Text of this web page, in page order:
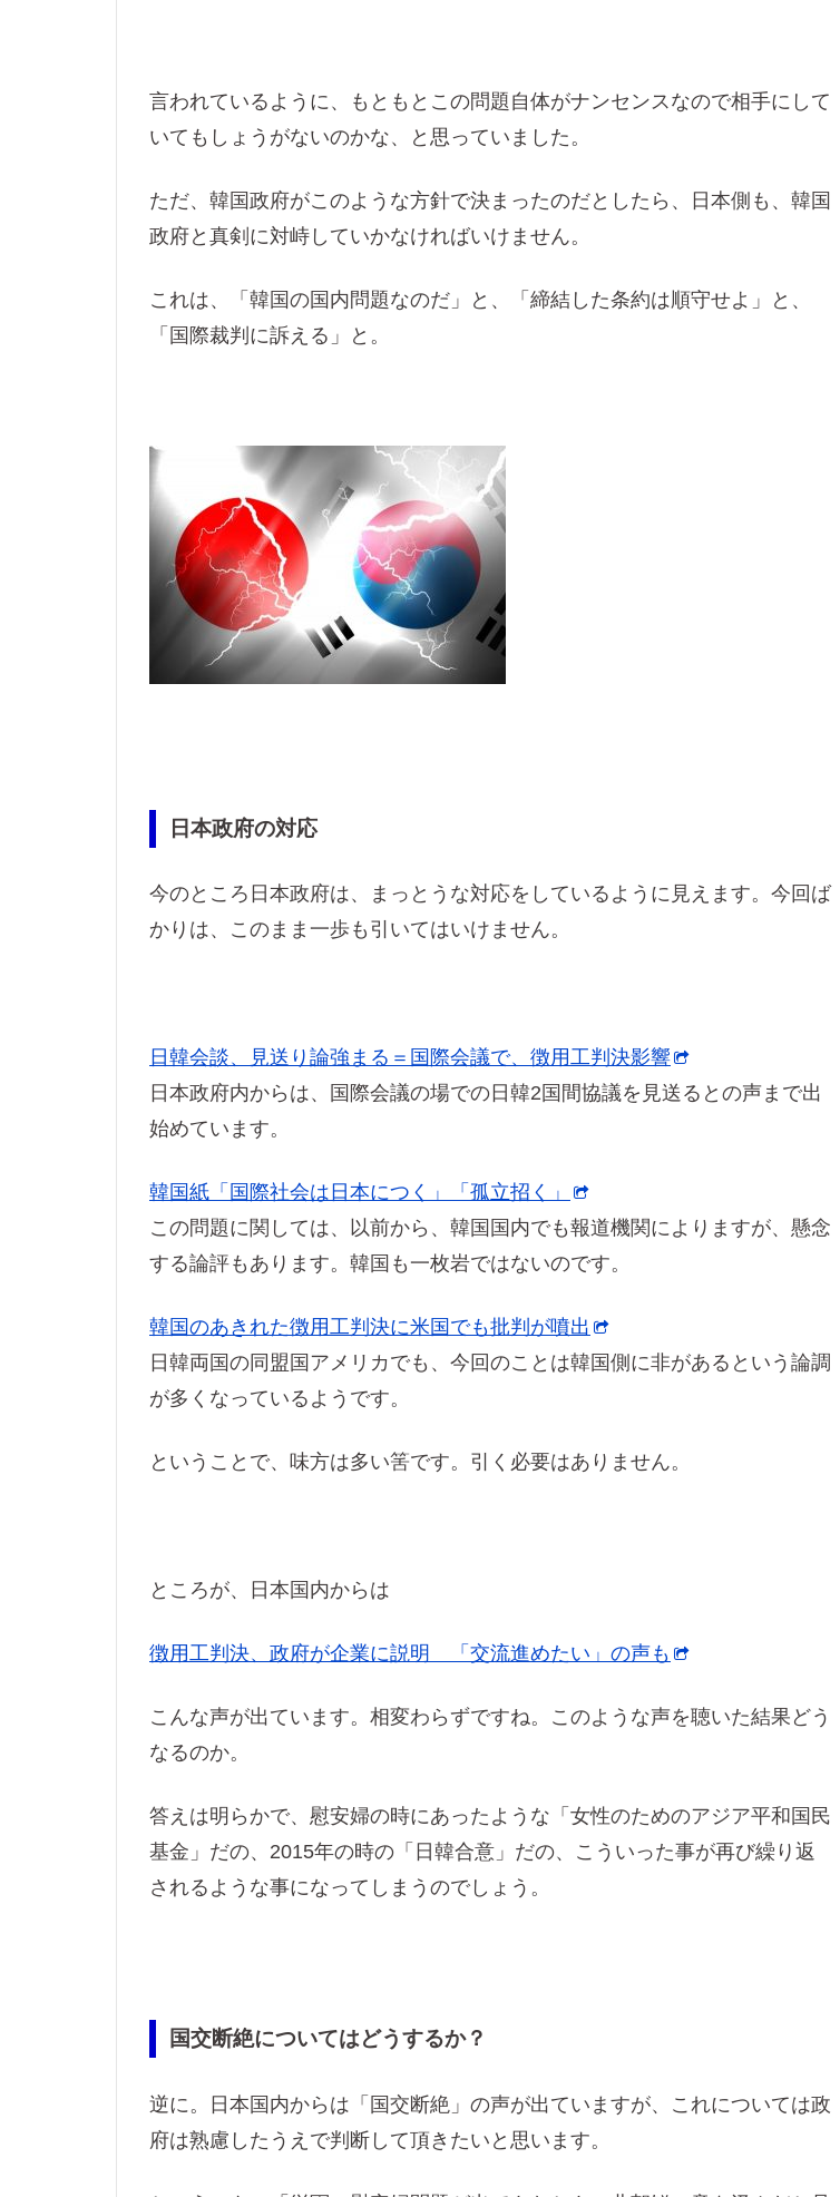
言われているように、もともとこの問題自体がナンセンスなので相手にして
いてもしょうがないのかな、と思っていました。
ただ、韓国政府がこのような方針で決まったのだとしたら、日本側も、韓国
政府と真剣に対峙していかなければいけません。
これは、「韓国の国内問題なのだ」と、「締結した条約は順守せよ」と、
「国際裁判に訴える」と。
日本政府の対応
今のところ日本政府は、まっとうな対応をしているように見えます。今回ば
かりは、このまま一歩も引いてはいけません。
日韓会談、見送り論強まる＝国際会議で、徴用工判決影響
日本政府内からは、国際会議の場での日韓2国間協議を見送るとの声まで出
始めています。
韓国紙「国際社会は日本につく」「孤立招く」
この問題に関しては、以前から、韓国国内でも報道機関によりますが、懸念
する論評もあります。韓国も一枚岩ではないのです。
韓国のあきれた徴用工判決に米国でも批判が噴出
日韓両国の同盟国アメリカでも、今回のことは韓国側に非があるという論調
が多くなっているようです。
ということで、味方は多い筈です。引く必要はありません。
ところが、日本国内からは
徴用工判決、政府が企業に説明 「交流進めたい」の声も
こんな声が出ています。相変わらずですね。このような声を聴いた結果どう
なるのか。
答えは明らかで、慰安婦の時にあったような「女性のためのアジア平和国民
基金」だの、2015年の時の「日韓合意」だの、こういった事が再び繰り返
されるような事になってしまうのでしょう。
国交断絶についてはどうするか？
逆に。日本国内からは「国交断絶」の声が出ていますが、これについては政
府は熟慮したうえで判断して頂きたいと思います。